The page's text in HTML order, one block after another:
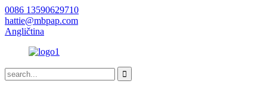
0086 13590629710
hattie@mbpap.com
Angličtina